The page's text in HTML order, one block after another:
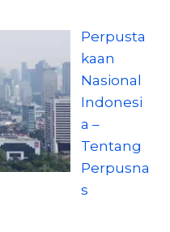
Perpusta
kaan
Nasional
Indonesi
a –
Tentang
Perpusna
s